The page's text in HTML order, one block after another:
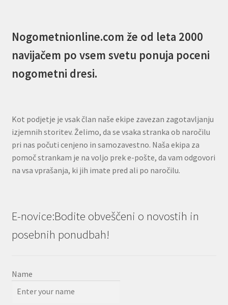
Nogometnionline.com že od leta 2000
navijačem po vsem svetu ponuja poceni
nogometni dresi.
Kot podjetje je vsak član naše ekipe zavezan zagotavljanju
izjemnih storitev. Želimo, da se vsaka stranka ob naročilu
pri nas počuti cenjeno in samozavestno. Naša ekipa za
pomoč strankam je na voljo prek e-pošte, da vam odgovori
na vsa vprašanja, ki jih imate pred ali po naročilu.
E-novice:Bodite obveščeni o novostih in
posebnih ponudbah!
Name